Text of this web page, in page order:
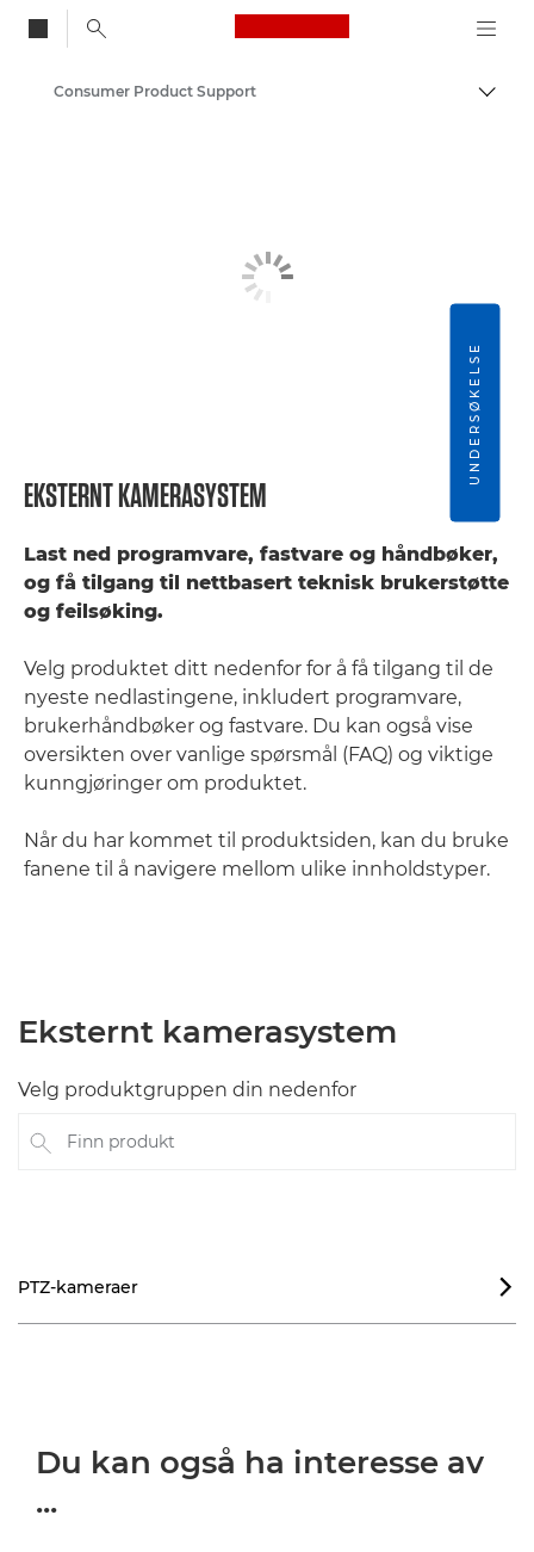
Canon Logo, back
Consumer Product Support
EKSTERNT KAMERASYSTEM
Last ned programvare, fastvare og håndbøker,
og få tilgang til nettbasert teknisk brukerstøtte
og feilsøking.
Velg produktet ditt nedenfor for å få tilgang til de
nyeste nedlastingene, inkludert programvare,
brukerhåndbøker og fastvare. Du kan også vise
oversikten over vanlige spørsmål (FAQ) og viktige
kunngjøringer om produktet.
Når du har kommet til produktsiden, kan du bruke
fanene til å navigere mellom ulike innholdstyper.
Eksternt kamerasystem
Velg produktgruppen din nedenfor
Finn produkt
PTZ-kameraer 
Du kan også ha interesse av
...
UNDERSØKELSE